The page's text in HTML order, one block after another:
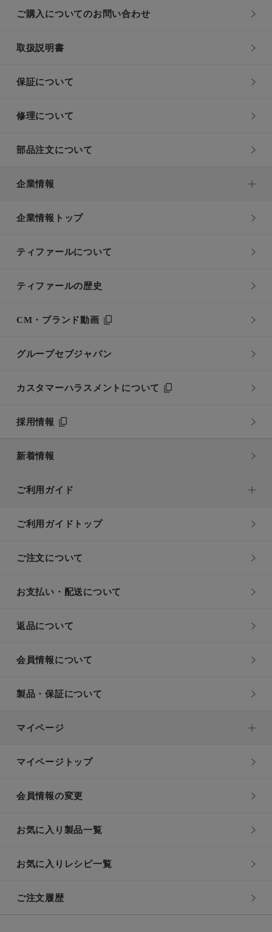
ご購入についてのお問い合わせ
取扱説明書
保証について
修理について
部品注文について
企業情報
企業情報トップ
ティファールについて
ティファールの歴史
CM・ブランド動画
グループセブジャパン
カスタマーハラスメントについて
採用情報
新着情報
ご利用ガイド
ご利用ガイドトップ
ご注文について
お支払い・配送について
返品について
会員情報について
製品・保証について
マイページ
マイページトップ
会員情報の変更
お気に入り製品一覧
お気に入りレシピ一覧
ご注文履歴